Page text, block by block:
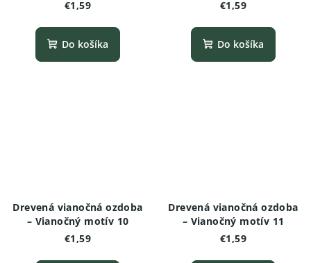
€1,59
Do košíka
€1,59
Do košíka
Drevená vianočná ozdoba
– Vianočný motív 10
€1,59
Drevená vianočná ozdoba
– Vianočný motív 11
€1,59